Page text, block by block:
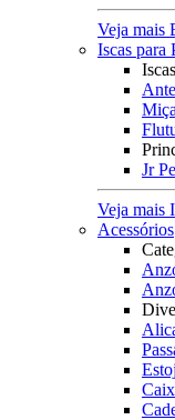
Veja mais
Iscas para
Iscas
Jr
Veja mais
Acessórios